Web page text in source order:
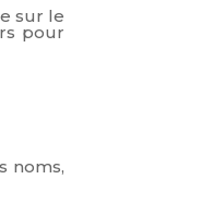
sur le
pour
noms,